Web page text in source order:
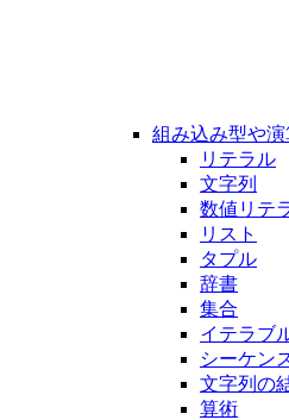
組み込み型や
リテラル
文字列
数値リテ
リスト
タプル
辞書
集合
イテラブ
シーケン
文字列の
算術